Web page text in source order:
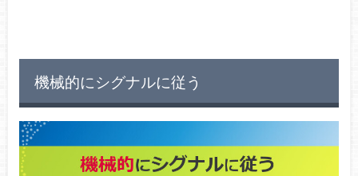
機械的にシグナルに従う